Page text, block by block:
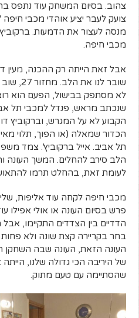
צהוב. בסיום המשחק עוד נתפס
צועק לעבר יציע אוהדי מכבי
מנסה לעצור את הדמעות.
מכבי חיפה.
אבל זאת הייתה רק ההכנה, מעין
שובר
לא מסתפק בבישול, הפעם הוא
הקבוע לא על המגרש, וברקוביץ
הלב סירב להחלים. המשך העונה
לעומת זאת, בהחלט תרמו
מכבי חיפה לקחה עוד אליפות,
פרש בסיום העונה או אולי אפילו
הדדיים בין הצדדים התקיימו,
בחר בקריירה קצת שונה ולא פחות
העונה הזאת, העונה שבה השחקן
של היריבה הכי גדולה שלנו,
שהסתיימה עם טעם מתוק.